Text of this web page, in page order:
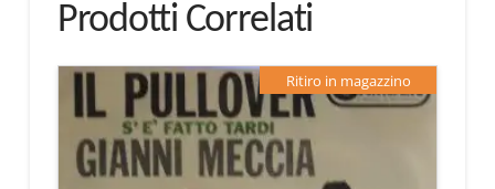
Prodotti Correlati
Ritiro in magazzino